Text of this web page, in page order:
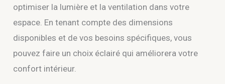
optimiser la lumière et la ventilation dans votre
espace. En tenant compte des dimensions
disponibles et de vos besoins spécifiques, vous
pouvez faire un choix éclairé qui améliorera votre
confort intérieur.